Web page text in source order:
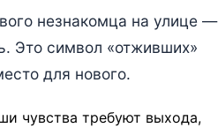
незнакомца на улице —
Это символ «отживших»
для нового.
чувства требуют выхода,